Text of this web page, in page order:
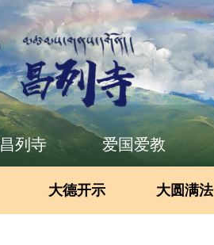
昌列寺 爱国爱教
大德开示 大圆满法